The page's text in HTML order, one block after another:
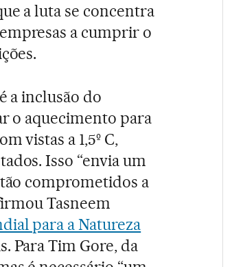
a luta se concentra
a cumprir o
a inclusão do
o aquecimento para
vistas a 1,5º C,
Isso “envia um
comprometidos a
Tasneem
para a Natureza
Para Tim Gore, da